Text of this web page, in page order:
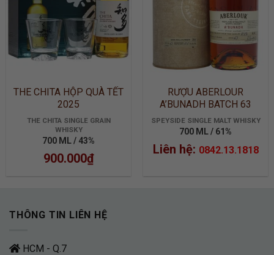
THE CHITA HỘP QUÀ TẾT
2025
THE CHITA SINGLE GRAIN
WHISKY
700 ML / 43%
900.000₫
RƯỢU ABERLOUR
A’BUNADH BATCH 63
SPEYSIDE SINGLE MALT WHISKY
700 ML / 61%
Liên hệ: 0842.13.1818
THÔNG TIN LIÊN HỆ
HCM - Q.7